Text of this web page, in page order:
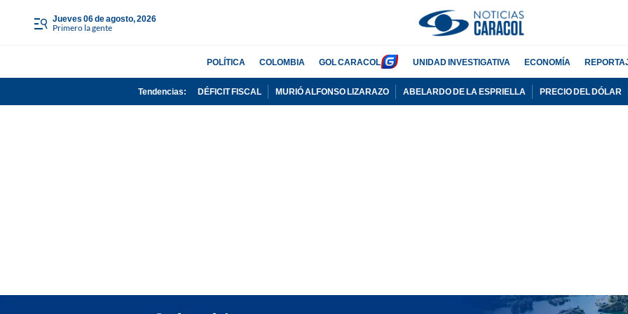
jueves 06 de agosto, 2026
Primero la gente
POLÍTICA COLOMBIA GOL CARACOL UNIDAD INVESTIGATIVA ECONOMÍA
Tendencias: DÉFICIT FISCAL MURIÓ ALFONSO LIZARAZO ABELARDO DE LA ESPRIELLA PRECIO DEL DÓLAR